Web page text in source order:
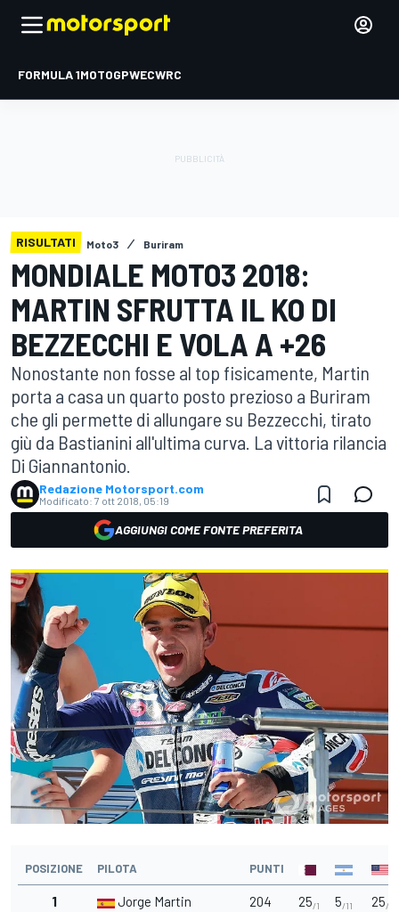
FORMULA 1MOTOGPWECWRC
RISULTATI Moto3 Buriram
MONDIALE MOTO3 2018:
MARTIN SFRUTTA IL KO DI
BEZZECCHI E VOLA A +26
Nonostante non fosse al top fisicamente, Martin
porta a casa un quarto posto prezioso a Buriram
che gli permette di allungare su Bezzecchi, tirato
giù da Bastianini all'ultima curva. La vittoria rilancia
Di Giannantonio.
Redazione Motorsport.com
Modificato: 7 ott 2018, 05:19
AGGIUNGI COME FONTE PREFERITA
POSIZIONE PILOTA PUNTI
1 Jorge Martin 204 25/1 5/11 25/1